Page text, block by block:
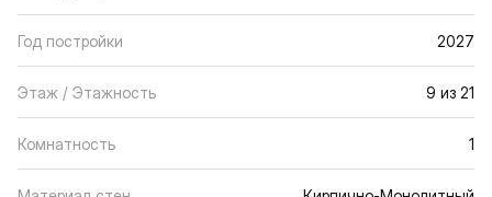
Год постройки 2027
Этаж / Этажность 9 из 21
Комнатность 1